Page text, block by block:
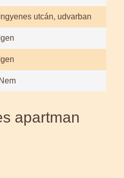
Ingyenes utcán, udvarban
Igen
Igen
Nem
apartman